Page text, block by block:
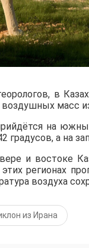
в
масс
на
градусов, а на
и востоке
этих регионах
воздуха
из Ирана